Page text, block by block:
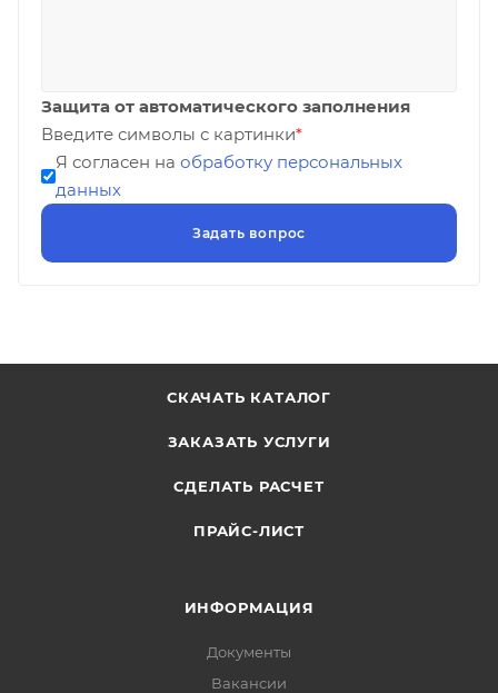
Защита от автоматического заполнения
Введите символы с картинки*
Я согласен на обработку персональных
данных
СКАЧАТЬ КАТАЛОГ
ЗАКАЗАТЬ УСЛУГИ
СДЕЛАТЬ РАСЧЕТ
ПРАЙС-ЛИСТ
ИНФОРМАЦИЯ
Документы
Вакансии